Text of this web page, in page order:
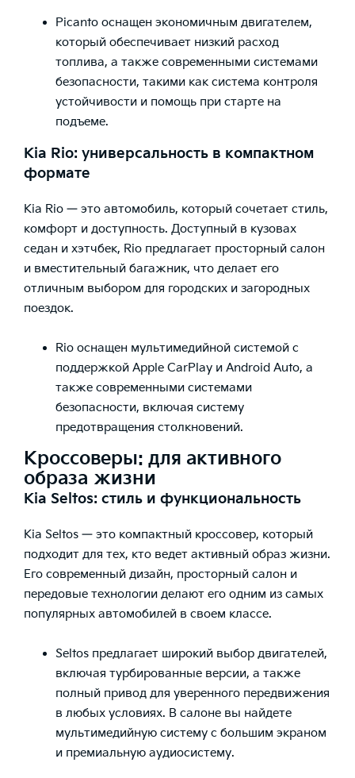
Picanto оснащен экономичным двигателем,
который обеспечивает низкий расход
топлива, а также современными системами
безопасности, такими как система контроля
устойчивости и помощь при старте на
подъеме.
Kia Rio: универсальность в компактном
формате
Kia Rio — это автомобиль, который сочетает стиль,
комфорт и доступность. Доступный в кузовах
седан и хэтчбек, Rio предлагает просторный салон
и вместительный багажник, что делает его
отличным выбором для городских и загородных
поездок.
Rio оснащен мультимедийной системой с
поддержкой Apple CarPlay и Android Auto, а
также современными системами
безопасности, включая систему
предотвращения столкновений.
Кроссоверы: для активного
образа жизни
Kia Seltos: стиль и функциональность
Kia Seltos — это компактный кроссовер, который
подходит для тех, кто ведет активный образ жизни.
Его современный дизайн, просторный салон и
передовые технологии делают его одним из самых
популярных автомобилей в своем классе.
Seltos предлагает широкий выбор двигателей,
включая турбированные версии, а также
полный привод для уверенного передвижения
в любых условиях. В салоне вы найдете
мультимедийную систему с большим экраном
и премиальную аудиосистему.